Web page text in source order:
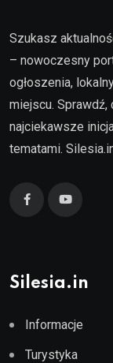
Szukasz
– nowoczesny
ogłoszenia,
miejscu.
najciekawsze
tematami.
Silesia.in
Informacje
Turystyka